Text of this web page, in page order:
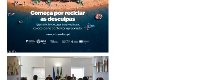
pub